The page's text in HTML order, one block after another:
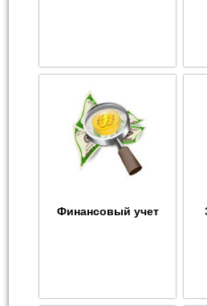
Финансовый учет